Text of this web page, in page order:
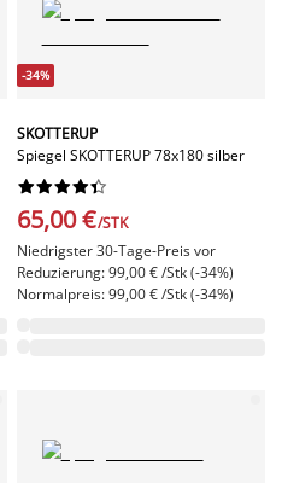
-34%
SKOTTERUP
Spiegel SKOTTERUP 78x180 silber






65,00 €/STK
Niedrigster 30-Tage-Preis vor
Reduzierung: 99,00 € /Stk (-34%)
Normalpreis: 99,00 € /Stk (-34%)